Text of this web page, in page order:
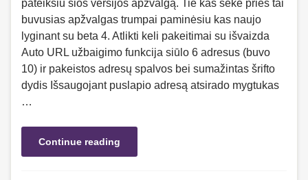
pateiksiu šios versijos apžvalgą. Tie kas sekė prieš tai
buvusias apžvalgas trumpai paminėsiu kas naujo
lyginant su beta 4. Atlikti keli pakeitimai su išvaizda
Auto URL užbaigimo funkcija siūlo 6 adresus (buvo
10) ir pakeistos adresų spalvos bei sumažintas šrifto
dydis Išsaugojant puslapio adresą atsirado mygtukas
…
Continue reading